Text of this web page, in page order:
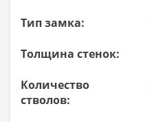
Тип замка:
Толщина стенок:
Количество
стволов: